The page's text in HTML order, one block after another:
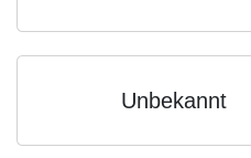
Unbekannt